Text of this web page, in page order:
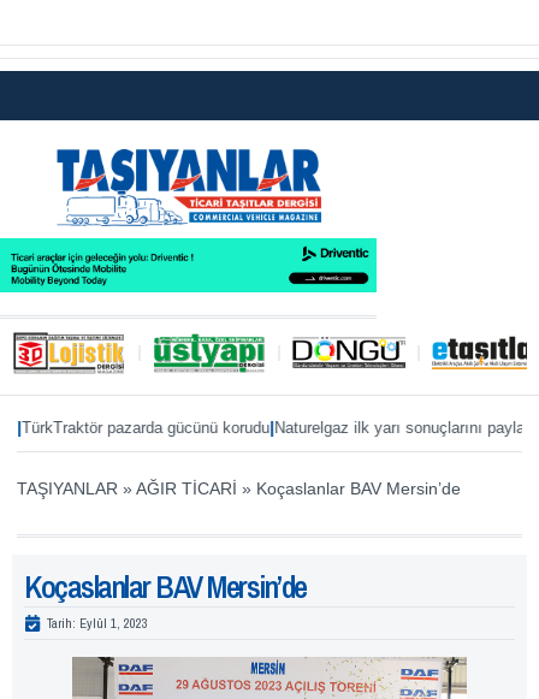
pazarda gücünü korudu |Naturelgaz ilk yarı sonuçlarını paylaştı|
TAŞIYANLAR »AĞIR TİCARİ » Koçaslanlar BAV Mersin’de
Koçaslanlar BAV Mersin’de
Tarih: Eylül 1, 2023